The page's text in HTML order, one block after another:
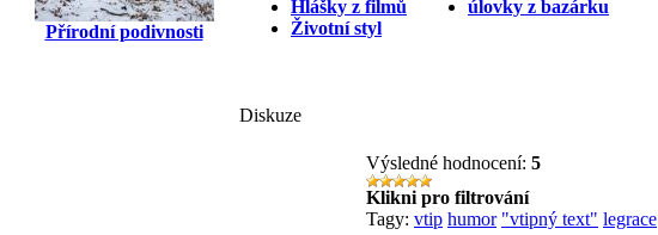
Přírodní podivnosti
Hlášky z filmů
Životní styl
úlovky z bazárku
Diskuze
Výsledné hodnocení: 5
Klikni pro filtrování
Tagy: vtip humor "vtipný text" legrace